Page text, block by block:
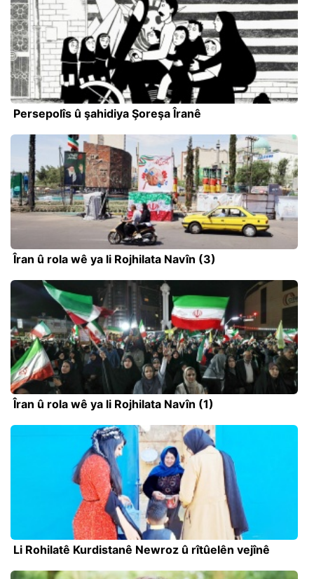
Persepolîs û şahidiya Şoreşa Îranê
Îran û rola wê ya li Rojhilata Navîn (3)
Îran û rola wê ya li Rojhilata Navîn (1)
Li Rohilatê Kurdistanê Newroz û rîtûelên vejînê